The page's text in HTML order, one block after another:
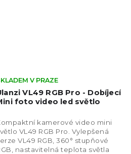
VL49 RGB Pro - Dobíjecí
foto video led světlo
V PRAZE
kamerové video mini
VL49 RGB Pro. Vylepšená
VL49 RGB, 360° stupňové
nastavitelná teplota světla